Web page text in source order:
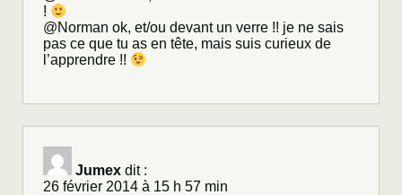
!
@Norman ok, et/ou devant un verre !! je ne sais
pas ce que tu as en tête, mais suis curieux de
l’apprendre !!
Jumex dit :
26 février 2014 à 15 h 57 min